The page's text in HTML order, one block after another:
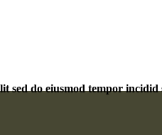
sed do eiusmod tempor